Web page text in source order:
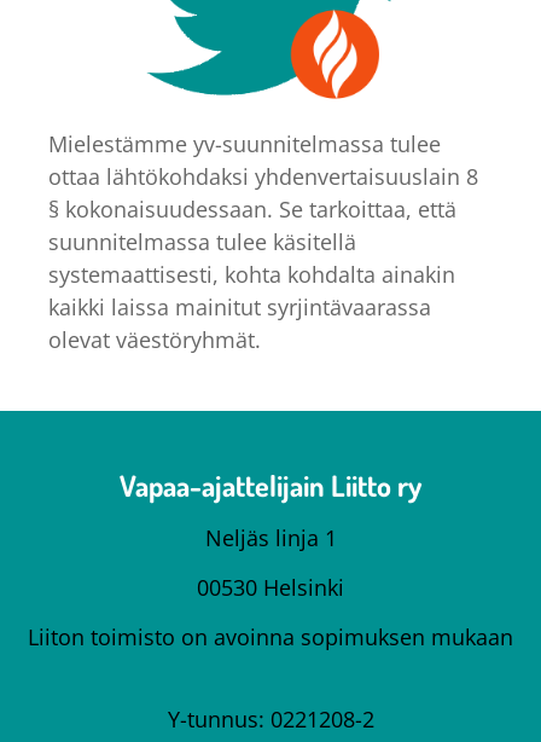
Mielestämme yv-suunnitelmassa tulee
ottaa lähtökohdaksi yhdenvertaisuuslain 8
§ kokonaisuudessaan. Se tarkoittaa, että
suunnitelmassa tulee käsitellä
systemaattisesti, kohta kohdalta ainakin
kaikki laissa mainitut syrjintävaarassa
olevat väestöryhmät.
Vapaa-ajattelijain Liitto ry
Neljäs linja 1
00530 Helsinki
Liiton toimisto on avoinna sopimuksen mukaan
Y-tunnus: 0221208-2